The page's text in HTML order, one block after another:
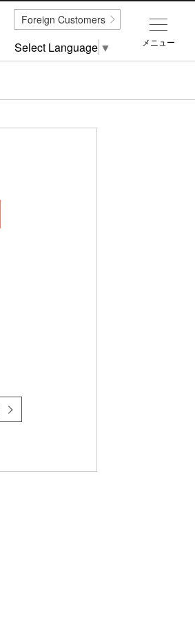
メニュー
Foreign Customers
Select Language ▼